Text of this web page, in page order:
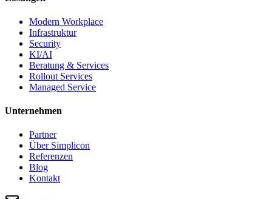
Modern Workplace
Infrastruktur
Security
KI/AI
Beratung & Services
Rollout Services
Managed Service
Unternehmen
Partner
Über Simplicon
Referenzen
Blog
Kontakt